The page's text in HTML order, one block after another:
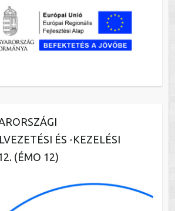
ÉS -KEZELÉSI
(ÉMO 12)